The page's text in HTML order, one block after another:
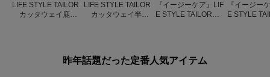
LIFE STYLE TAILOR
カッタウェイ鹿の
LIFE STYLE TAILOR
カッタウェイ半袖
『イージーケア』LIF
E STYLE TAILOR
『イージー
E STYLE
昨年話題だった定番人気アイテム